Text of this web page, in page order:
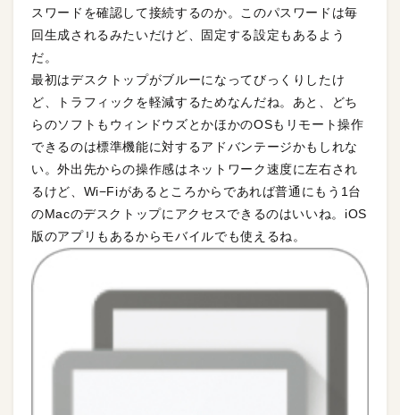
スワードを確認して接続するのか。このパスワードは毎
回生成されるみたいだけど、固定する設定もあるよう
だ。
最初はデスクトップがブルーになってびっくりしたけ
ど、トラフィックを軽減するためなんだね。あと、どち
らのソフトもウィンドウズとかほかのOSもリモート操作
できるのは標準機能に対するアドバンテージかもしれな
い。外出先からの操作感はネットワーク速度に左右され
るけど、Wi−Fiがあるところからであれば普通にもう1台
のMacのデスクトップにアクセスできるのはいいね。iOS
版のアプリもあるからモバイルでも使えるね。